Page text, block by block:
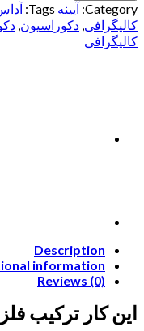
Category: آیینه Tags:
کالیگرافی, دکوراسیون,
کالیگرافی
Description
information
Reviews (0)
این کار ترکیب